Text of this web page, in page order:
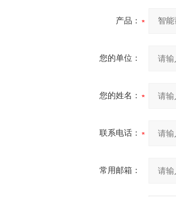
产品：
您的单位：
您的姓名：
联系电话：
常用邮箱：